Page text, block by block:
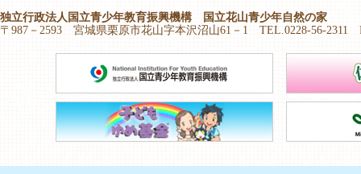
独立行政法人国立青少年教育振興機構 国立花山青少年自然の家
〒987－2593 宮城県栗原市花山字本沢沼山61－1 TEL.0228-56-2311